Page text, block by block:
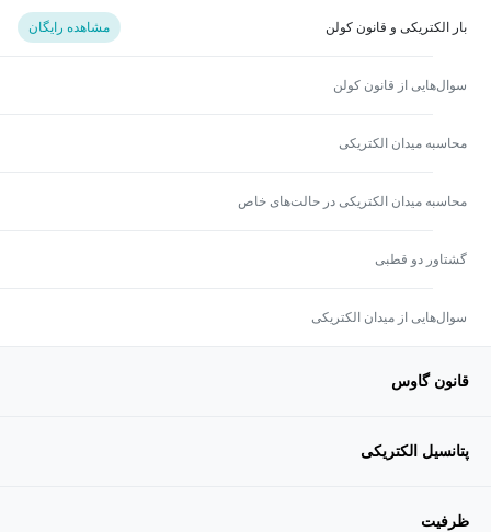
بار الکتریکی و قانون کولن مشاهده رایگان
سوال‌هایی از قانون کولن
محاسبه میدان الکتریکی
محاسبه میدان الکتریکی در حالت‌های خاص
گشتاور دو قطبی
سوال‌هایی از میدان الکتریکی
قانون گاوس
پتانسیل الکتریکی
ظرفیت